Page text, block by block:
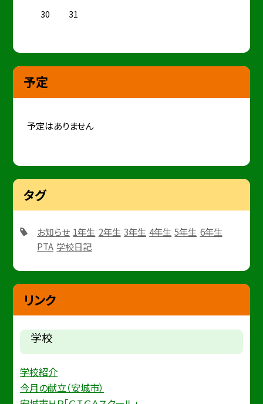
30
31
予定
予定はありません
タグ
お知らせ 1年生 2年生 3年生 4年生 5年生 6年生
PTA 学校日記
リンク
学校
学校紹介
今月の献立（安城市）